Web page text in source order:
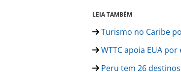
LEIA TAMBÉM
Turismo no Caribe
WTTC apoia EUA
Peru tem 26